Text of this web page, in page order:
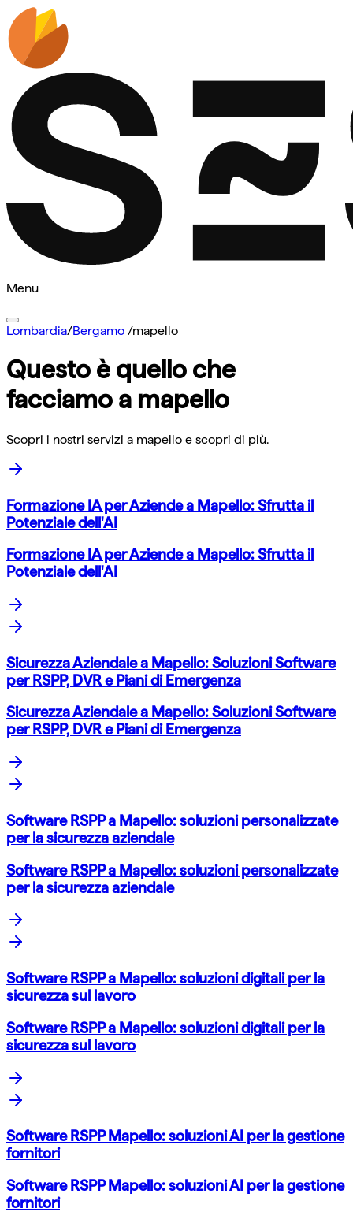
Menu
Lombardia/Bergamo /mapello
Questo è quello che
facciamo a mapello
Scopri i nostri servizi a mapello e scopri di più.
Formazione IA per Aziende a Mapello: Sfrutta il
Potenziale dell'AI
Formazione IA per Aziende a Mapello: Sfrutta il
Potenziale dell'AI
Sicurezza Aziendale a Mapello: Soluzioni Software
per RSPP, DVR e Piani di Emergenza
Sicurezza Aziendale a Mapello: Soluzioni Software
per RSPP, DVR e Piani di Emergenza
Software RSPP a Mapello: soluzioni personalizzate
per la sicurezza aziendale
Software RSPP a Mapello: soluzioni personalizzate
per la sicurezza aziendale
Software RSPP a Mapello: soluzioni digitali per la
sicurezza sul lavoro
Software RSPP a Mapello: soluzioni digitali per la
sicurezza sul lavoro
Software RSPP Mapello: soluzioni AI per la gestione
fornitori
Software RSPP Mapello: soluzioni AI per la gestione
fornitori